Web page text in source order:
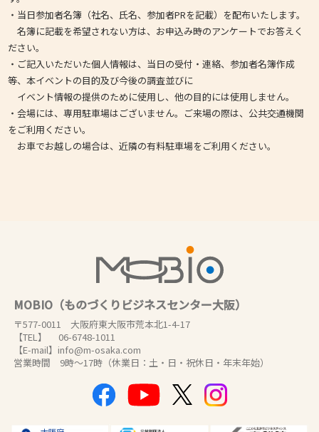
・当日参加者名簿（社名、氏名、参加者PRを記載）を配布いたします。
名簿に記載を希望されない方は、お申込み時のアンケートでお答えく
ださい。
・ご記入いただいた個人情報は、当日の受付・連絡、参加者名簿作成
等、本イベントの目的及び今後の調査並びに
イベント情報の提供のために使用し、他の目的には使用しません。
・会場には、専用駐車場はございません。ご来場の際は、公共交通機関
をご利用ください。
お車でお越しの場合は、近隣の有料駐車場をご利用ください。
MOBIO（ものづくりビジネスセンター大阪）
〒577-0011 大阪府東大阪市荒本北1-4-17
【TEL】 06-6748-1011
【E-mail】info@m-osaka.com
営業時間 9時～17時（休業日：土・日・祝休日・年末年始）